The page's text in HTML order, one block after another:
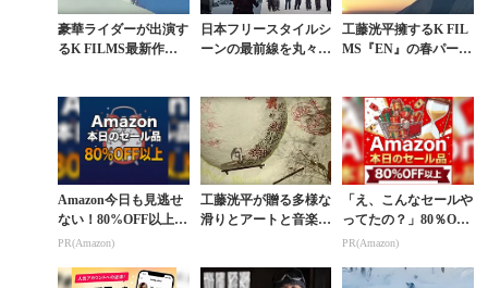
豪華ライダーが出演す
るK FILMS最新作『Y
日本フリースタイルシ
ーンの最前線を丸々1
工藤洸平擁するK FIL
MS『EN』の春パート
Amazon今日も見逃せ
ない！80%OFF以上が
続々登場
PR(Amazon)
工藤洸平が贈る多様な
滑りとアートと音楽を
「え、こんなセールや
ってたの？」80％OFF
以上が続々登場！Am
PR(Amazon)